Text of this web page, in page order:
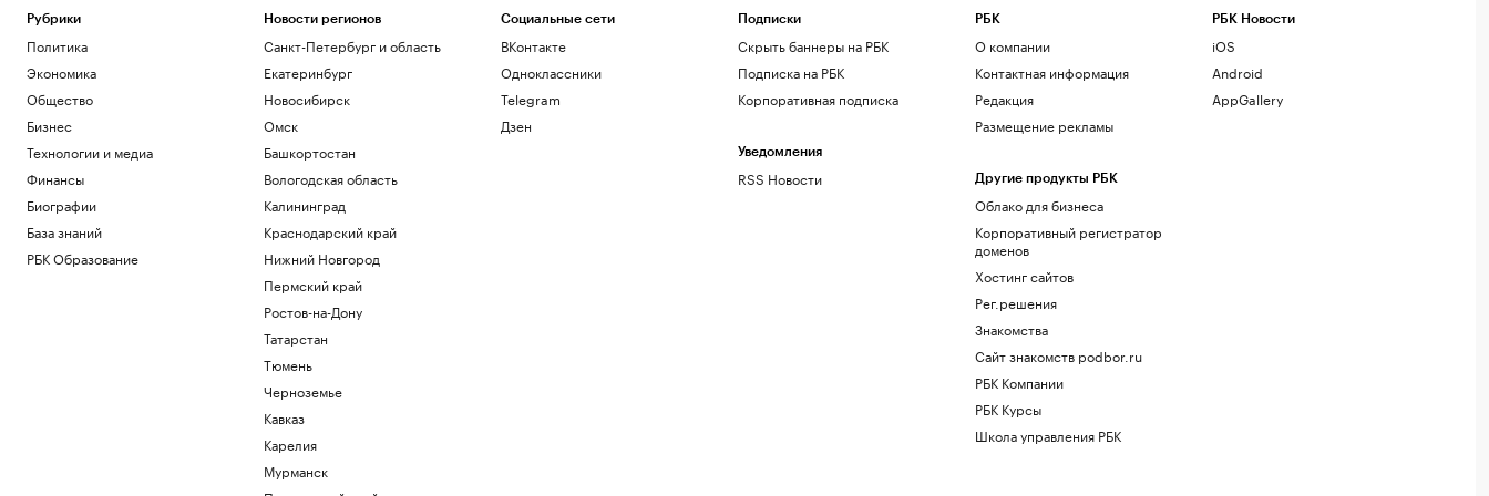
Рубрики
Политика
Экономика
Общество
Бизнес
Технологии и медиа
Финансы
Биографии
База знаний
РБК Образование
Новости регионов
Санкт-Петербург и область
Екатеринбург
Новосибирск
Омск
Башкортостан
Вологодская область
Калининград
Краснодарский край
Нижний Новгород
Пермский край
Ростов-на-Дону
Татарстан
Тюмень
Черноземье
Кавказ
Карелия
Мурманск
Социальные сети
ВКонтакте
Одноклассники
Telegram
Дзен
Подписки
Скрыть баннеры на РБК
Подписка на РБК
Корпоративная подписка
Уведомления
RSS Новости
РБК
О компании
Контактная информация
Редакция
Размещение рекламы
Другие продукты РБК
Облако для бизнеса
Корпоративный регистратор
доменов
Хостинг сайтов
Рег.решения
Знакомства
Сайт знакомств podbor.ru
РБК Компании
РБК Курсы
Школа управления РБК
РБК Новости
iOS
Android
AppGallery